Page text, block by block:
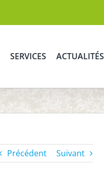
SERVICES ACTUALITÉS
Précédent Suivant